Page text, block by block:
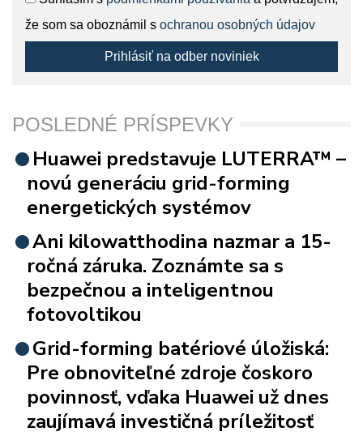
že som sa oboznámil s ochranou osobných údajov
Prihlásiť na odber noviniek
POSLEDNÉ PRÍSPEVKY
Huawei predstavuje LUTERRA™ –
novú generáciu grid-forming
energetických systémov
Ani kilowatthodina nazmar a 15-
ročná záruka. Zoznámte sa s
bezpečnou a inteligentnou
fotovoltikou
Grid-forming batériové úložiská:
Pre obnoviteľné zdroje čoskoro
povinnosť, vďaka Huawei už dnes
zaujímavá investičná príležitosť